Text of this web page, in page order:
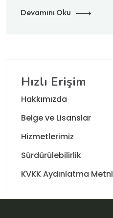
Devamını Oku
Hızlı Erişim
Hakkımızda
Belge ve Lisanslar
Hizmetlerimiz
Sürdürülebilirlik
KVKK Aydınlatma Metni